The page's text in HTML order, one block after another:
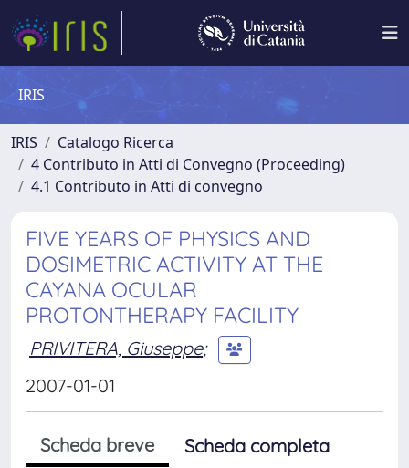
IRIS
IRIS
Catalogo Ricerca
4 Contributo in Atti di Convegno (Proceeding)
4.1 Contributo in Atti di convegno
FIVE YEARS OF PHYSICS AND
DOSIMETRIC ACTIVITY AT THE
CAYANA OCULAR
PROTONTHERAPY FACILITY
PRIVITERA, Giuseppe;
2007-01-01
Scheda breve
Scheda completa